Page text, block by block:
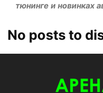
тюнинге и новинках
No posts to